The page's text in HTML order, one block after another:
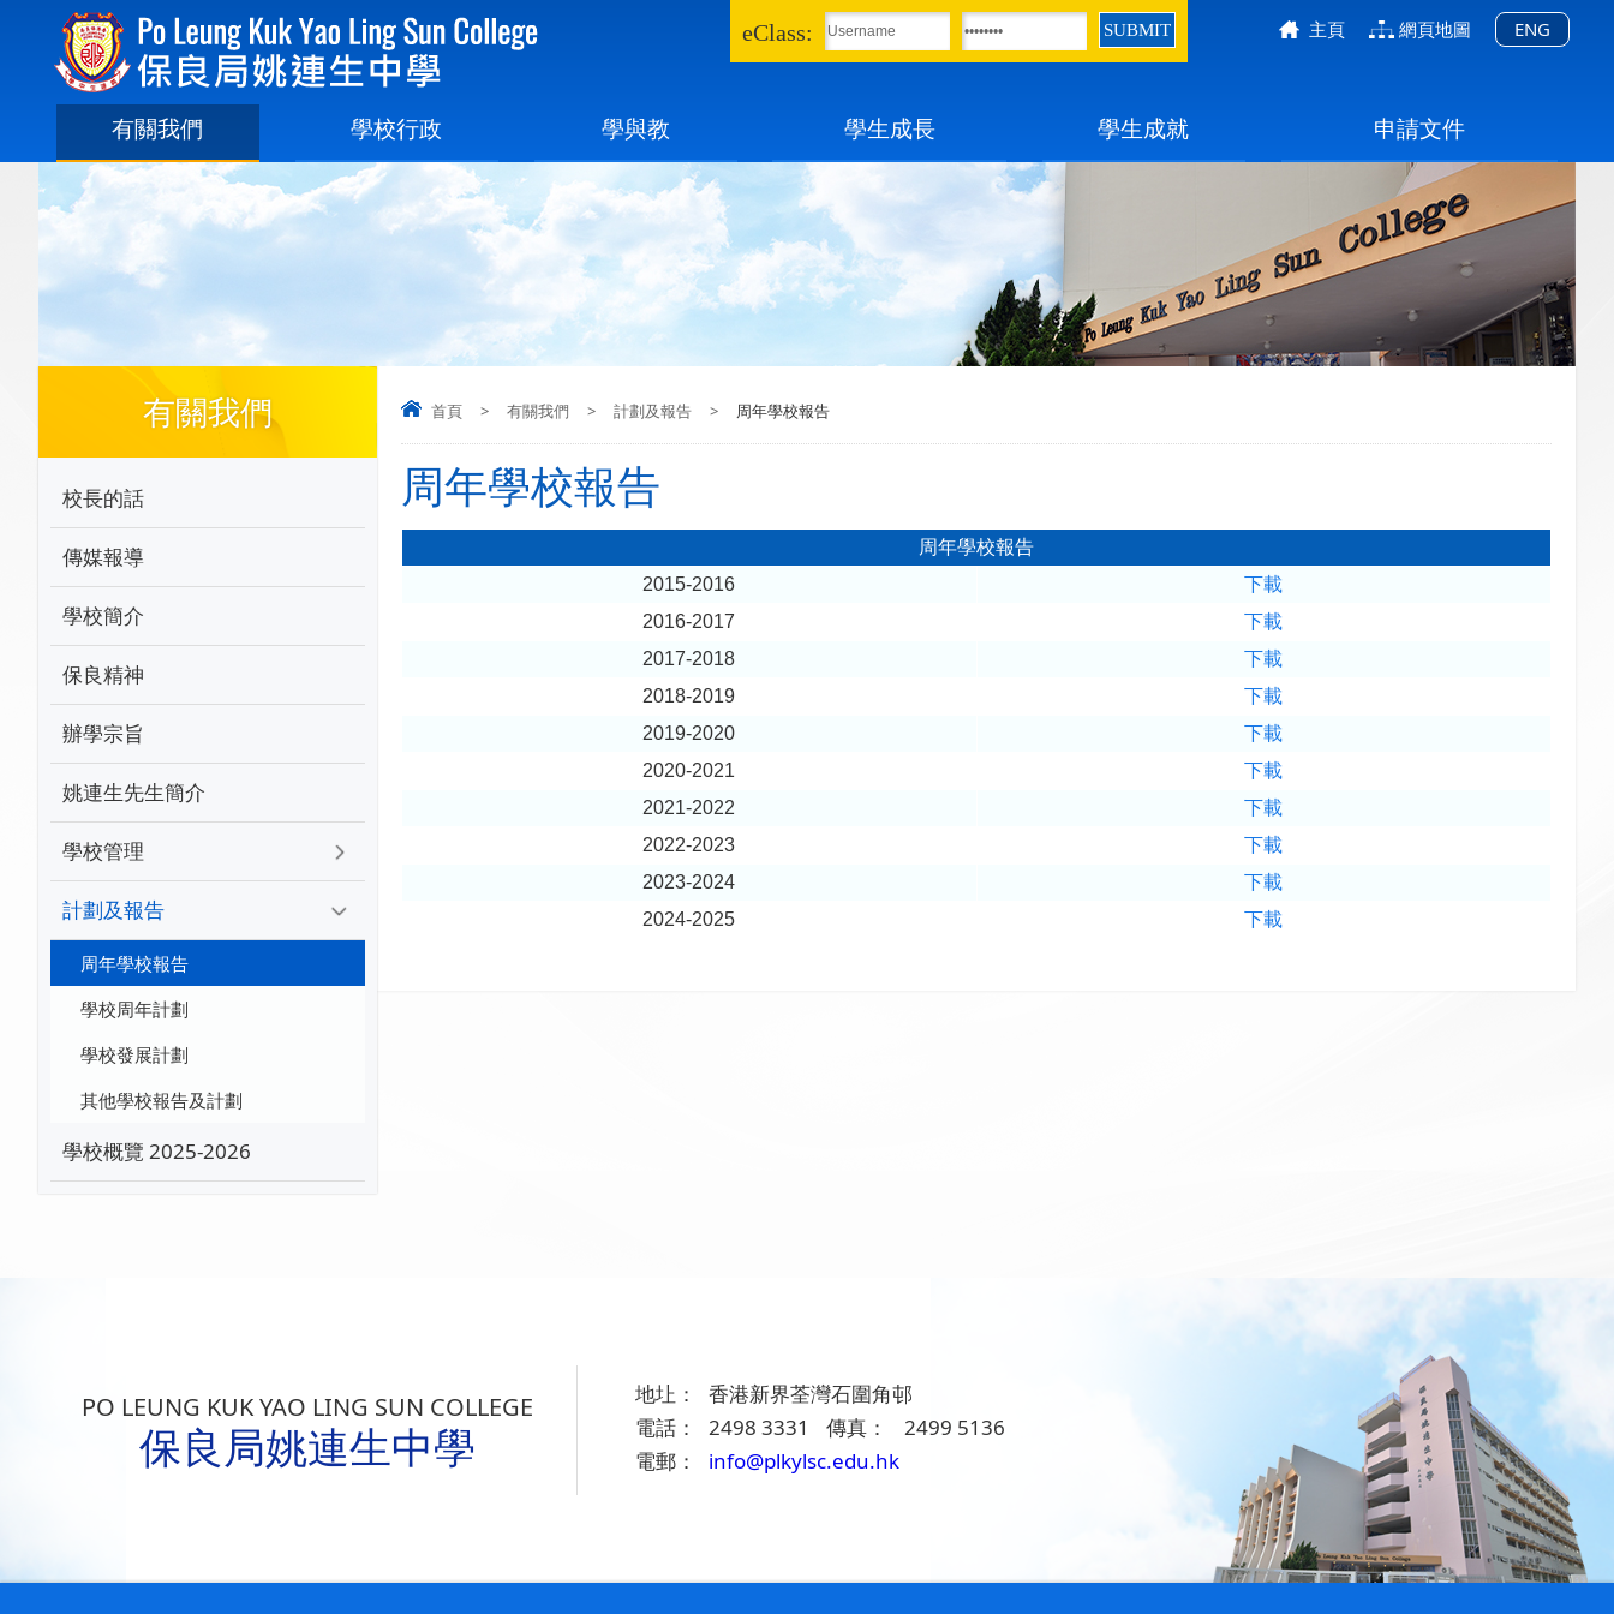
eClass: 主頁 網頁地圖 ENG
有關我們 學校行政 學與教 學生成長 學生成就 申請文件
首頁 > 有關我們 > 計劃及報告 > 周年學校報告
周年學校報告
周年學校報告
2015-2016
下載
2016-2017
下載
2017-2018
下載
2018-2019
下載
2019-2020
下載
2020-2021
下載
2021-2022
下載
2022-2023
下載
2023-2024
下載
2024-2025
下載
有關我們
校長的話
傳媒報導
學校簡介
保良精神
辦學宗旨
姚連生先生簡介
學校管理
計劃及報告
周年學校報告
學校周年計劃
學校發展計劃
其他學校報告及計劃
學校概覽 2025-2026
PO LEUNG KUK YAO LING SUN COLLEGE
保良局姚連生中學
地圵：
香港新界荃灣石圍角邨
電話：
2498 3331 傳真：
2499 5136
電郵：
info@plkylsc.edu.hk